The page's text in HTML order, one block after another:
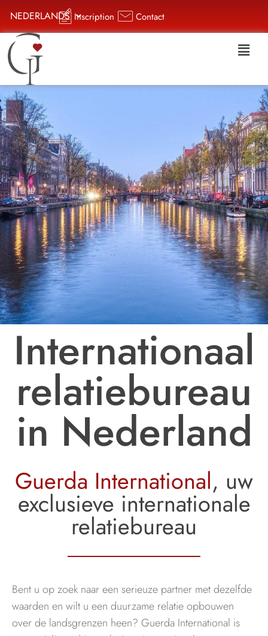
NEDERLANDS Inscription Contact
Internationaal
relatiebureau
in Nederland
Guerda International, uw
exclusieve internationale
relatiebureau
Bent u op zoek naar een serieuze partner met dezelfde
waarden en wilt u een duurzame relatie opbouwen
over de landsgrenzen heen? Guerda International is